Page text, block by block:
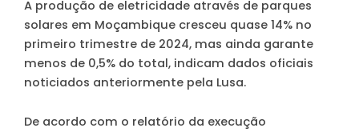
A produção de eletricidade através de parques
solares em Moçambique cresceu quase 14% no
primeiro trimestre de 2024, mas ainda garante
menos de 0,5% do total, indicam dados oficiais
noticiados anteriormente pela Lusa.
De acordo com o relatório da execução